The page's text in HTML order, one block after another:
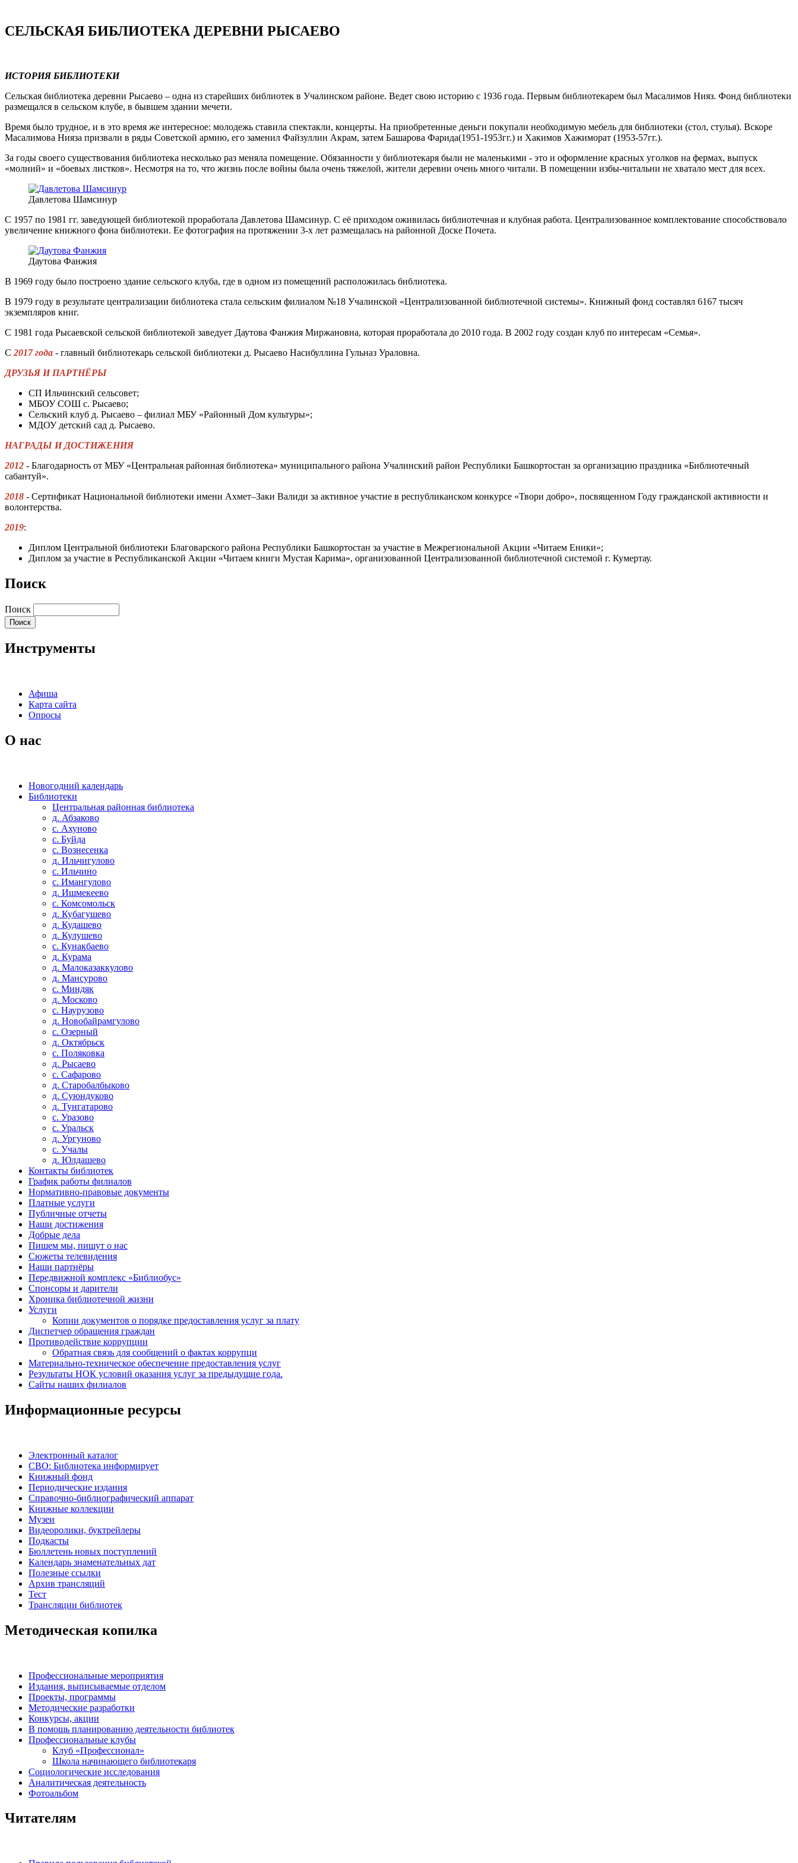
СЕЛЬСКАЯ БИБЛИОТЕКА ДЕРЕВНИ РЫСАЕВО
ИСТОРИЯ БИБЛИОТЕКИ
Сельская библиотека деревни Рысаево – одна из старейших библиотек в Учалинском районе. Ведет свою историю с 1936 года. Первым библиотекарем был Масалимов Нияз. Фонд библиотеки
размещался в сельском клубе, в бывшем здании мечети.
Время было трудное, и в это время же интересное: молодежь ставила спектакли, концерты. На приобретенные деньги покупали необходимую мебель для библиотеки (стол, стулья). Вскоре
Масалимова Нияза призвали в ряды Советской армию, его заменил Файзуллин Акрам, затем Башарова Фарида(1951-1953гг.) и Хакимов Хажиморат (1953-57гг.).
За годы своего существования библиотека несколько раз меняла помещение. Обязанности у библиотекаря были не маленькими - это и оформление красных уголков на фермах, выпуск
«молний» и «боевых листков». Несмотря на то, что жизнь после войны была очень тяжелой, жители деревни очень много читали. В помещении избы-читальни не хватало мест для всех.
Давлетова Шамсинур
С 1957 по 1981 гг. заведующей библиотекой проработала Давлетова Шамсинур. С её приходом оживилась библиотечная и клубная работа. Централизованное комплектование способствовало
увеличение книжного фона библиотеки. Ее фотография на протяжении 3-х лет размещалась на районной Доске Почета.
Даутова Фанжия
В 1969 году было построено здание сельского клуба, где в одном из помещений расположилась библиотека.
В 1979 году в результате централизации библиотека стала сельским филиалом №18 Учалинской «Централизованной библиотечной системы». Книжный фонд составлял 6167 тысяч
экземпляров книг.
С 1981 года Рысаевской сельской библиотекой заведует Даутова Фанжия Миржановна, которая проработала до 2010 года. В 2002 году создан клуб по интересам «Семья».
С2017 года - главный библиотекарь сельской библиотеки д. Рысаево Насибуллина Гульназ Ураловна.
ДРУЗЬЯ И ПАРТНЁРЫ
СП Ильчинский сельсовет;
МБОУ СОШ с. Рысаево;
Сельский клуб д. Рысаево – филиал МБУ «Районный Дом культуры»;
МДОУ детский сад д. Рысаево.
НАГРАДЫ И ДОСТИЖЕНИЯ
2012 - Благодарность от МБУ «Центральная районная библиотека» муниципального района Учалинский район Республики Башкортостан за организацию праздника «Библиотечный
сабантуй».
2018 - Сертификат Национальной библиотеки имени Ахмет–Заки Валиди за активное участие в республиканском конкурсе «Твори добро», посвященном Году гражданской активности и
волонтерства.
2019:
Диплом Центральной библиотеки Благоварского района Республики Башкортостан за участие в Межрегиональной Акции «Читаем Еники»;
Диплом за участие в Республиканской Акции «Читаем книги Мустая Карима», организованной Централизованной библиотечной системой г. Кумертау.
Поиск
Поиск
Инструменты
Афиша
Карта сайта
Опросы
О нас
Новогодний календарь
Библиотеки
Центральная районная библиотека
д. Абзаково
с. Ахуново
с. Буйда
с. Вознесенка
д. Ильчигулово
с. Ильчино
с. Имангулово
д. Ишмекеево
с. Комсомольск
д. Кубагушево
д. Кудашево
д. Кулушево
с. Кунакбаево
д. Курама
д. Малоказаккулово
д. Мансурово
с. Миндяк
д. Москово
с. Наурузово
д. Новобайрамгулово
с. Озерный
д. Октябрьск
с. Поляковка
д. Рысаево
с. Сафарово
д. Старобалбыково
д. Суюндуково
д. Тунгатарово
с. Уразово
с. Уральск
д. Ургуново
с. Учалы
д. Юлдашево
Контакты библиотек
График работы филиалов
Нормативно-правовые документы
Платные услуги
Публичные отчеты
Наши достижения
Добрые дела
Пишем мы, пишут о нас
Сюжеты телевидения
Наши партнёры
Передвижной комплекс «Библиобус»
Спонсоры и дарители
Хроника библиотечной жизни
Услуги
Копии документов о порядке предоставления услуг за плату
Диспетчер обращения граждан
Противодействие коррупции
Обратная связь для сообщений о фактах коррупци
Материально-техническое обеспечение предоставления услуг
Результаты НОК условий оказания услуг за предыдущие года.
Сайты наших филиалов
Информационные ресурсы
Электронный каталог
СВО: Библиотека информирует
Книжный фонд
Периодические издания
Справочно-библиографический аппарат
Книжные коллекции
Музеи
Видеоролики, буктрейлеры
Подкасты
Бюллетень новых поступлений
Календарь знаменательных дат
Полезные ссылки
Архив трансляций
Тест
Трансляции библиотек
Методическая копилка
Профессиональные мероприятия
Издания, выписываемые отделом
Проекты, программы
Методические разработки
Конкурсы, акции
В помощь планированию деятельности библиотек
Профессиональные клубы
Клуб «Профессионал»
Школа начинающего библиотекаря
Социологические исследования
Аналитическая деятельность
Фотоальбом
Читателям